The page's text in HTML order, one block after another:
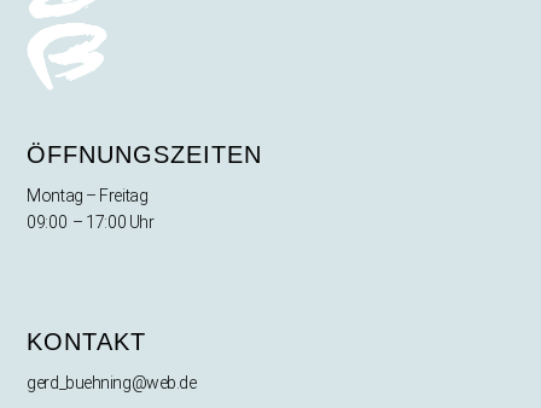
ÖFFNUNGSZEITEN
Montag – Freitag
09:00 – 17:00 Uhr
KONTAKT
gerd_buehning@web.de